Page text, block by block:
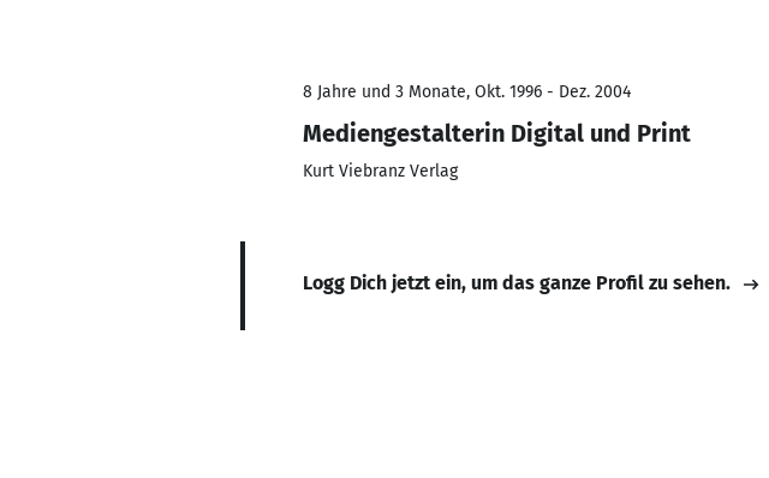
8 Jahre und 3 Monate, Okt. 1996 - Dez. 2004
Mediengestalterin Digital und Print
Kurt Viebranz Verlag
Logg Dich jetzt ein, um das ganze Profil zu sehen.